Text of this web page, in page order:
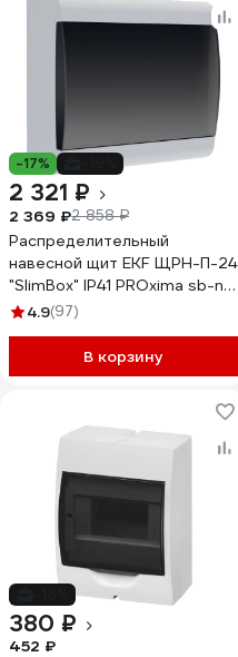
-17%
2 321 ₽
2 369 ₽2 858 ₽
Распределительный
навесной щит EKF ЩРН-П-24
"SlimBox" IP41 PROxima sb-n-
244.9(97)
В корзину
380 ₽
452 ₽